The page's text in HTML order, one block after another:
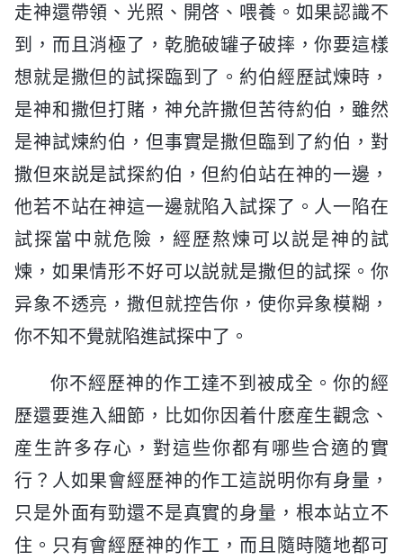
走神還帶領、光照、開啓、喂養。如果認識不
到，而且消極了，乾脆破罐子破摔，你要這樣
想就是撒但的試探臨到了。約伯經歷試煉時，
是神和撒但打賭，神允許撒但苦待約伯，雖然
是神試煉約伯，但事實是撒但臨到了約伯，對
撒但來説是試探約伯，但約伯站在神的一邊，
他若不站在神這一邊就陷入試探了。人一陷在
試探當中就危險，經歷熬煉可以説是神的試
煉，如果情形不好可以説就是撒但的試探。你
异象不透亮，撒但就控告你，使你异象模糊，
你不知不覺就陷進試探中了。
你不經歷神的作工達不到被成全。你的經
歷還要進入細節，比如你因着什麽産生觀念、
産生許多存心，對這些你都有哪些合適的實
行？人如果會經歷神的作工這説明你有身量，
只是外面有勁還不是真實的身量，根本站立不
住。只有會經歷神的作工，而且隨時隨地都可